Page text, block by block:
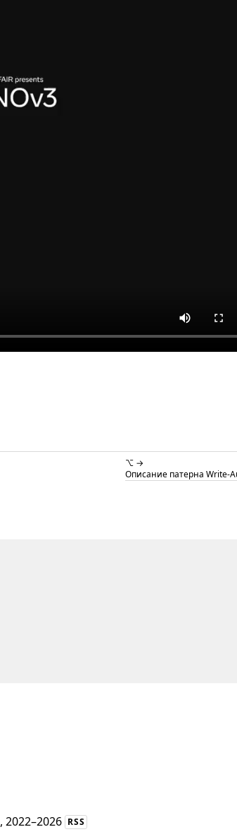
⌥ →
Описание патерна Write-
, 2022–2026 RSS